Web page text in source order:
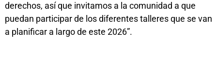
derechos, así que invitamos a la comunidad a que
puedan participar de los diferentes talleres que se van
a planificar a largo de este 2026”.